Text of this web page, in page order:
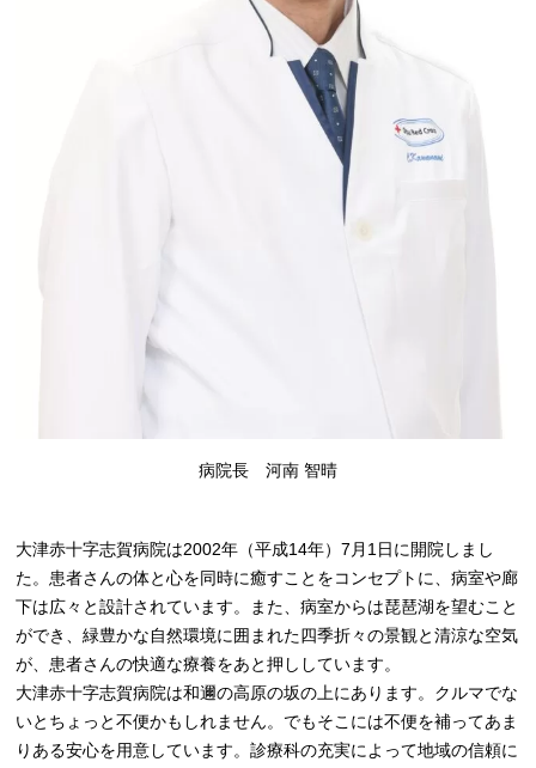
病院長 河南 智晴
大津赤十字志賀病院は2002年（平成14年）7月1日に開院しまし
た。患者さんの体と心を同時に癒すことをコンセプトに、病室や廊
下は広々と設計されています。また、病室からは琵琶湖を望むこと
ができ、緑豊かな自然環境に囲まれた四季折々の景観と清涼な空気
が、患者さんの快適な療養をあと押ししています。
大津赤十字志賀病院は和邇の高原の坂の上にあります。クルマでな
いとちょっと不便かもしれません。でもそこには不便を補ってあま
りある安心を用意しています。診療科の充実によって地域の信頼に